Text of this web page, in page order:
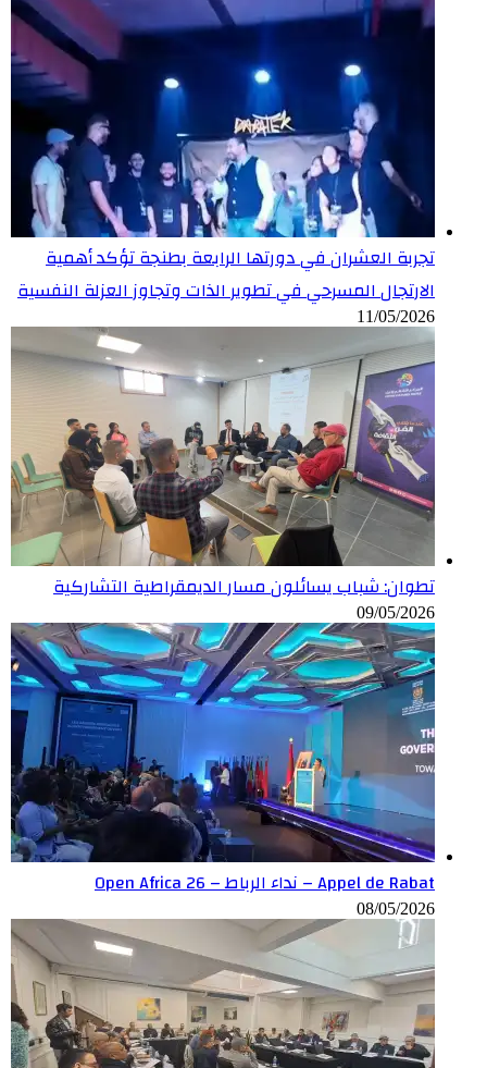
تجربة العشران في دورتها الرابعة بطنجة تؤكد أهمية
الارتجال المسرحي في تطوير الذات وتجاوز العزلة النفسية
11/05/2026
تطوان: شباب يسائلون مسار الديمقراطية التشاركية
09/05/2026
Appel de Rabat – نداء الرباط – Open Africa 26
08/05/2026